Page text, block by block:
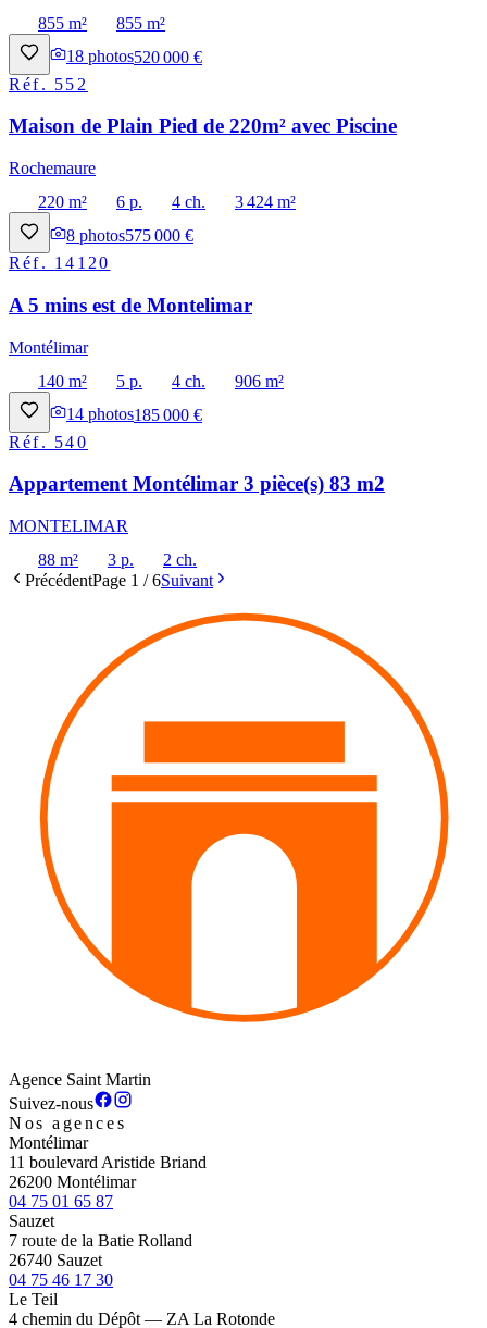
855 m²
855 m²
18 photos520 000 €
Réf. 552
Maison de Plain Pied de 220m² avec Piscine
Rochemaure
220 m²
6 p. 4 ch.
3 424 m²
8 photos575 000 €
Réf. 14120
A 5 mins est de Montelimar
Montélimar
140 m²
5 p. 4 ch.
906 m²
14 photos185 000 €
Réf. 540
Appartement Montélimar 3 pièce(s) 83 m2
MONTELIMAR
88 m²
3 p.
2 ch.
PrécédentPage 1 /6Suivant
Agence Saint Martin
Suivez-nous
Nos agences
Montélimar
11 boulevard Aristide Briand
26200 Montélimar
04 75 01 65 87
Sauzet
7 route de la Batie Rolland
26740 Sauzet
04 75 46 17 30
Le Teil
4 chemin du Dépôt — ZA La Rotonde